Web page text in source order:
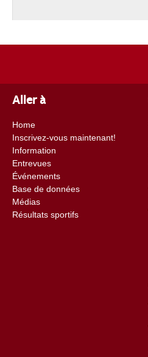
Aller à
Home
Inscrivez-vous maintenant!
Information
Entrevues
Événements
Base de données
Médias
Résultats sportifs